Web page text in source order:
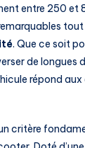
entre 250 et
. Que ce soit
de longues
répond aux
critère